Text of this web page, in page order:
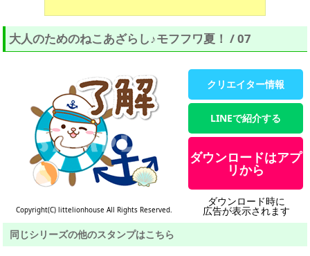
大人のためのねこあざらし♪モフフワ夏！ / 07
Copyright(C) littelionhouse All Rights Reserved.
クリエイター情報
LINEで紹介する
ダウンロードはアプ
リから
ダウンロード時に
広告が表示されます
同じシリーズの他のスタンプはこちら